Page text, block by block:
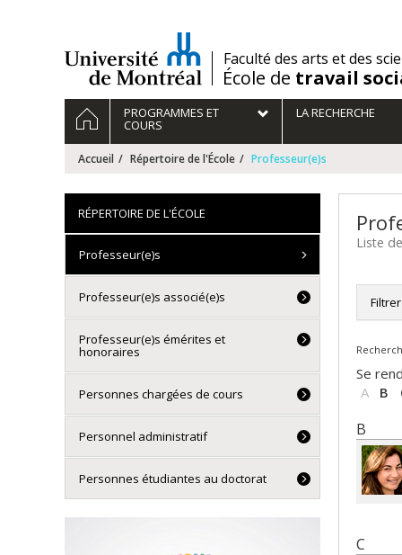
/Faculté des arts et des
École de travail
Navigation
principale
ACCUEILPROGRAMMES ET
COURS
LA RECHERCHE
Accueil Répertoire de l'École Professeur(e)s
Liste
Se
A
B
B
C
RÉPERTOIRE DE L'ÉCOLE
Professeur(e)s
Professeur(e)s associé(e)s
Professeur(e)s émérites et
honoraires
Personnes chargées de cours
Personnel administratif
Personnes étudiantes au doctorat